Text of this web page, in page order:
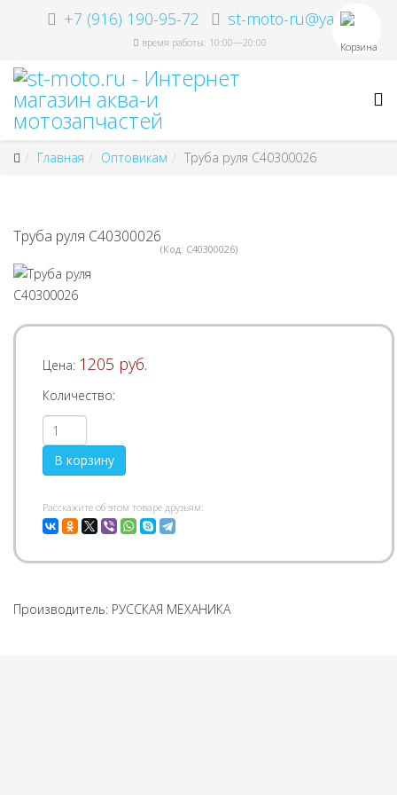
+7 (916) 190-95-72 st-moto-ru@ya.ru
время работы: 10:00—20:00 Корзина
Главная Оптовикам Труба руля C40300026
Труба руля C40300026
(Код: C40300026)
Цена: 1205 руб.
Количество:
Pасскажите об этом товаре друзьям:
Производитель: РУССКАЯ МЕХАНИКА